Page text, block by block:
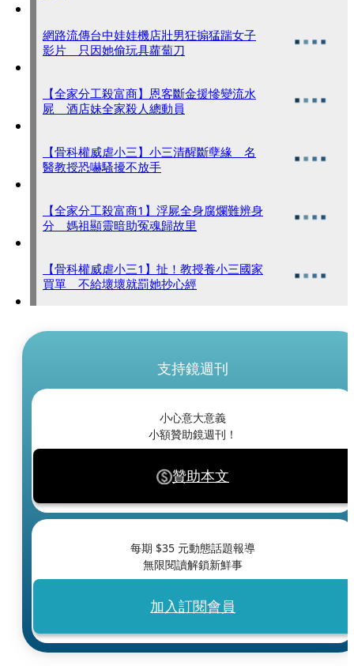
網路流傳台中娃娃機店壯男狂搧猛踹女子
影片 只因她偷玩具蘿蔔刀
【全家分工殺富商】恩客斷金援慘變流水
屍 酒店妹全家殺人總動員
【骨科權威虐小三】小三清醒斷孽緣 名
醫教授恐嚇騷擾不放手
【全家分工殺富商1】浮屍全身腐爛難辨身
分 媽祖顯靈暗助冤魂歸故里
【骨科權威虐小三1】扯！教授養小三國家
買單 不給壞壞就罰她抄心經
支持鏡週刊
小心意大意義
小額贊助鏡週刊！
贊助本文
每期 $35 元動態話題報導
無限閱讀解鎖新鮮事
加入訂閱會員